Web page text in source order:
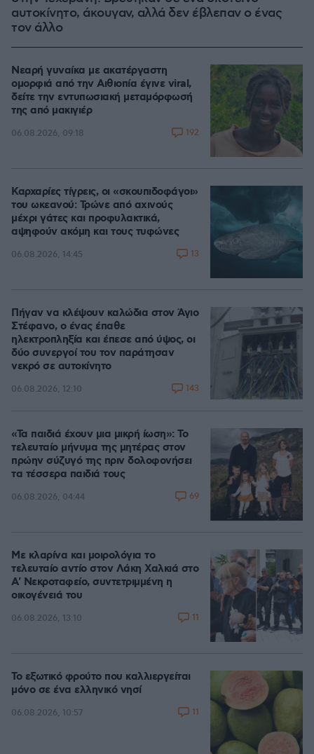
αυτοκίνητο, άκουγαν, αλλά δεν έβλεπαν ο ένας
τον άλλο
Νεαρή γυναίκα με ακατέργαστη
ομορφιά από την Αιθιοπία έγινε viral,
δείτε την εντυπωσιακή μεταμόρφωσή
της από μακιγιέρ
06.08.2026, 09:18 192
Καρχαρίες τίγρεις, οι «σκουπιδοφάγοι»
του ωκεανού: Τρώνε από αχινούς
μέχρι γάτες και προφυλακτικά,
αψηφούν ακόμη και τους τυφώνες
06.08.2026, 14:45 13
Πήγαν να κλέψουν καλώδια στον Άγιο
Στέφανο, ο ένας έπαθε
ηλεκτροπληξία και έπεσε από ύψος, οι
δύο συνεργοί του τον παράτησαν
νεκρό σε αυτοκίνητο
06.08.2026, 12:10 143
«Τα παιδιά έχουν μια μικρή ίωση»: Το
τελευταίο μήνυμα της μητέρας στον
πρώην σύζυγό της πριν δολοφονήσει
τα τέσσερα παιδιά τους
06.08.2026, 04:44 69
Με κλαρίνα και μοιρολόγια το
τελευταίο αντίο στον Λάκη Χαλκιά στο
A' Νεκροταφείο, συντετριμμένη η
οικογένειά του
06.08.2026, 13:10 11
Το εξωτικό φρούτο που καλλιεργείται
μόνο σε ένα ελληνικό νησί
06.08.2026, 10:57 11